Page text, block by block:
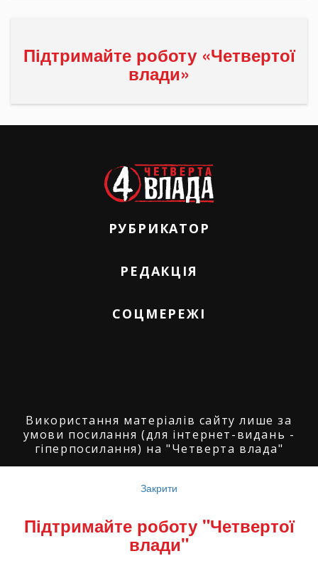
Підтримайте роботу «Четвертої
влади»
РУБРИКАТОР
РЕДАКЦІЯ
СОЦМЕРЕЖІ
Використання матеріалів сайту лише за
умови посилання (для інтернет-видань -
гіперпосилання) на "Четверта влада"
"Четверта влада": 2008-2026.
Володимир Торбіч: 2008-2026.
SoftGroup
Закрити
Підтримайте роботу "Четвертої
влади"